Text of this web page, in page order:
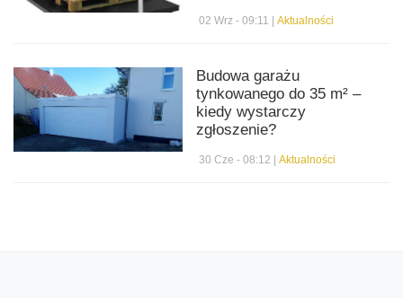
02 Wrz - 09:11 |Aktualności
Budowa garażu
tynkowanego do 35 m² –
kiedy wystarczy
zgłoszenie?
30 Cze - 08:12 |Aktualności